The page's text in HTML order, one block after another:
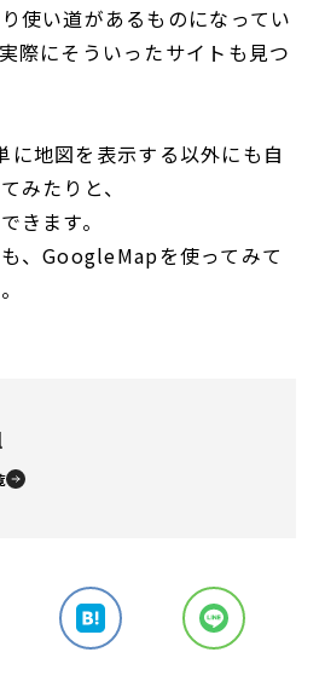
使い道があるものになってい
際にそういったサイトも見つ
地図を表示する以外にも自
みたりと、
きます。
、GoogleMapを使ってみて